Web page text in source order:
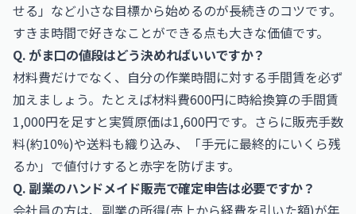
せる」など小さな目標から始めるのが長続きのコツです。
すきま時間で好きなことができる点も大きな価値です。
Q. がま口の値段はどう決めればいいですか？
材料費だけでなく、自分の作業時間に対する手間賃を必ず
加えましょう。たとえば材料費600円に時給換算の手間賃
1,000円を足すと実質原価は1,600円です。さらに販売手数
料(約10%)や送料も織り込み、「手元に最終的にいくら残
るか」で値付けすると赤字を防げます。
Q. 副業のハンドメイド販売で確定申告は必要ですか？
会社員の方は、副業の所得(売上から経費を引いた額)が年